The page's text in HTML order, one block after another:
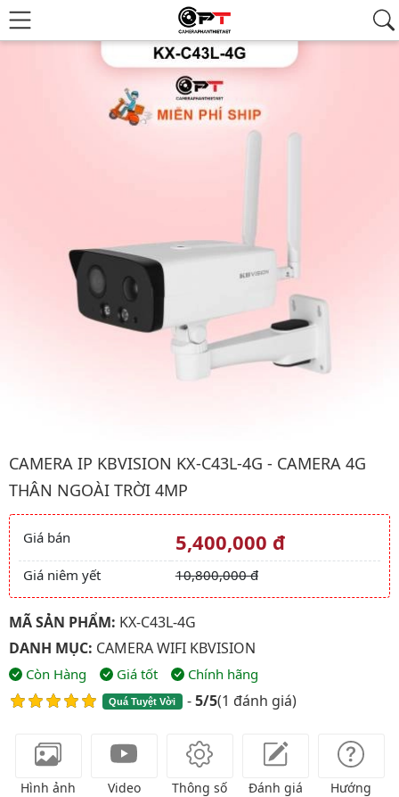
CAMERA IP KBVISION KX-C43L-4G - CAMERA 4G
THÂN NGOÀI TRỜI 4MP
Giá và khuyến mãi
Giá bán 5,400,000 đ
Giá niêm yết 10,800,000 đ
MÃ SẢN PHẨM: KX-C43L-4G
DANH MỤC: CAMERA WIFI KBVISION
Còn Hàng Giá tốt Chính hãng
Quá Tuyệt Vời -5/5(1 đánh giá)
Hình ảnh Video
Thông số
Đánh giá
Hướng